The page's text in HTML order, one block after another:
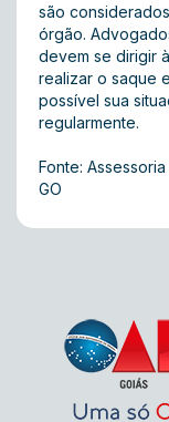
são
órgão.
devem se dirigir
realizar o saque
possível sua
regularmente.
Fonte:
GO